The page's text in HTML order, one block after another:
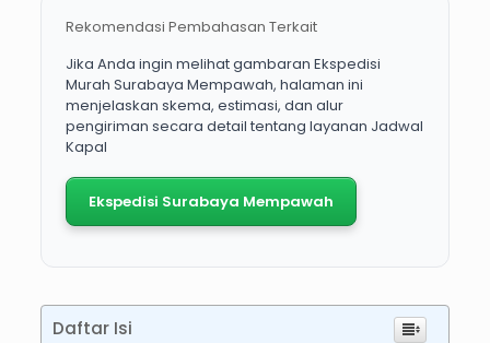
Rekomendasi Pembahasan Terkait
Jika Anda ingin melihat gambaran Ekspedisi
Murah Surabaya Mempawah, halaman ini
menjelaskan skema, estimasi, dan alur
pengiriman secara detail tentang layanan Jadwal
Kapal
Ekspedisi Surabaya Mempawah
Daftar Isi